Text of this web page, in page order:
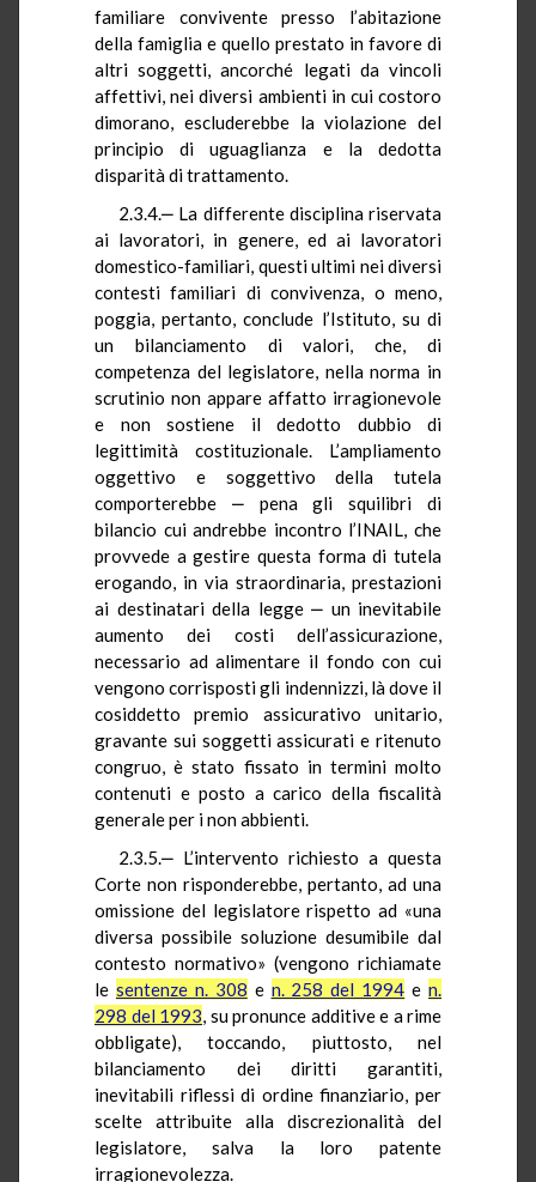
familiare convivente presso l’abitazione
della famiglia e quello prestato in favore di
altri soggetti, ancorché legati da vincoli
affettivi, nei diversi ambienti in cui costoro
dimorano, escluderebbe la violazione del
principio di uguaglianza e la dedotta
disparità di trattamento.
2.3.4.‒ La differente disciplina riservata
ai lavoratori, in genere, ed ai lavoratori
domestico-familiari, questi ultimi nei diversi
contesti familiari di convivenza, o meno,
poggia, pertanto, conclude l’Istituto, su di
un bilanciamento di valori, che, di
competenza del legislatore, nella norma in
scrutinio non appare affatto irragionevole
e non sostiene il dedotto dubbio di
legittimità costituzionale. L’ampliamento
oggettivo e soggettivo della tutela
comporterebbe ‒ pena gli squilibri di
bilancio cui andrebbe incontro l’INAIL, che
provvede a gestire questa forma di tutela
erogando, in via straordinaria, prestazioni
ai destinatari della legge ‒ un inevitabile
aumento dei costi dell’assicurazione,
necessario ad alimentare il fondo con cui
vengono corrisposti gli indennizzi, là dove il
cosiddetto premio assicurativo unitario,
gravante sui soggetti assicurati e ritenuto
congruo, è stato fissato in termini molto
contenuti e posto a carico della fiscalità
generale per i non abbienti.
2.3.5.‒ L’intervento richiesto a questa
Corte non risponderebbe, pertanto, ad una
omissione del legislatore rispetto ad «una
diversa possibile soluzione desumibile dal
contesto normativo» (vengono richiamate
le sentenze n. 308 e n. 258 del 1994 en.
298 del 1993, su pronunce additive e a rime
obbligate), toccando, piuttosto, nel
bilanciamento dei diritti garantiti,
inevitabili riflessi di ordine finanziario, per
scelte attribuite alla discrezionalità del
legislatore, salva la loro patente
irragionevolezza.